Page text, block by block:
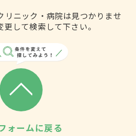
リニック・病院は見つかりませ
して検索して下さい。
ォームに戻る